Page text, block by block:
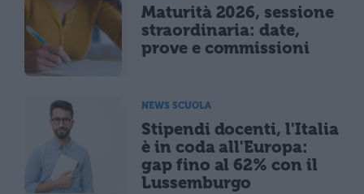
Maturità 2026, sessione
straordinaria: date,
prove e commissioni
NEWS SCUOLA
Stipendi docenti, l'Italia
è in coda all'Europa:
gap fino al 62% con il
Lussemburgo